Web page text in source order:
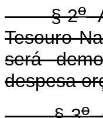
§ 2oA
Tesouro
será
despesa
o